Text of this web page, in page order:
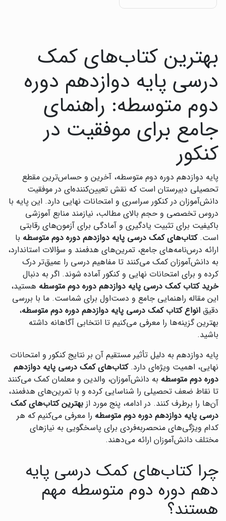
بهترین کتاب‌های کمک
درسی پایه دوازدهم دوره
دوم متوسطه: راهنمای
جامع برای موفقیت در
کنکور
پایه دوازدهم دوره دوم متوسطه، آخرین و حساس‌ترین مقطع
تحصیلی دبیرستان است که نقش تعیین‌کننده‌ای در موفقیت
دانش‌آموزان در کنکور سراسری و امتحانات نهایی دارد. این پایه با
دروس تخصصی و حجم بالای مطالب، نیازمند منابع آموزشی
باکیفیت برای تثبیت یادگیری و آمادگی برای آزمون‌های رقابتی
است.کتاب‌های کمک درسی پایه دوازدهم دوره دوم متوسطه با
ارائه درس‌نامه‌های جامع، تمرین‌های هدفمند و سؤالات استاندارد،
به دانش‌آموزان کمک می‌کنند تا مفاهیم درسی را عمیق‌تر درک
کرده و برای امتحانات نهایی و کنکور آماده شوند. اگر به دنبال
خرید کتاب کمک درسی پایه دوازدهم دوره دوم متوسطه هستید،
این مقاله راهنمایی جامع و دست‌اول برای شماست. ما با بررسی
دقیق انواع کتاب کمک درسی پایه دوازدهم دوره دوم متوسطه،
بهترین گزینه‌ها را معرفی می‌کنیم تا انتخابی آگاهانه داشته
باشید.
پایه دوازدهم به دلیل تأثیر مستقیم آن بر نتایج کنکور و امتحانات
نهایی، اهمیت ویژه‌ای دارد.کتاب‌های کمک درسی پایه دوازدهم
دوره دوم متوسطه به دانش‌آموزان، والدین و معلمان کمک می‌کنند
تا نقاط ضعف تحصیلی را شناسایی کرده و با تمرین‌های هدفمند،
آن‌ها را برطرف کنند. در ادامه، پنج مورد از بهترین کتاب‌های کمک
درسی پایه دوازدهم دوره دوم متوسطه را معرفی می‌کنیم که هر
کدام ویژگی‌های منحصربه‌فردی برای پاسخگویی به نیازهای
مختلف دانش‌آموزان ارائه می‌دهند.
چرا کتاب‌های کمک درسی پایه
دهم دوره دوم متوسطه مهم
هستند؟